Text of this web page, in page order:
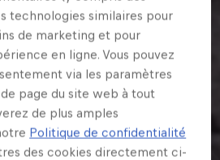
technologies similaires pour
de marketing et pour
en ligne. Vous pouvez
via les paramètres
page du site web à tout
de plus amples
Politique de confidentialité
des cookies directement ci-